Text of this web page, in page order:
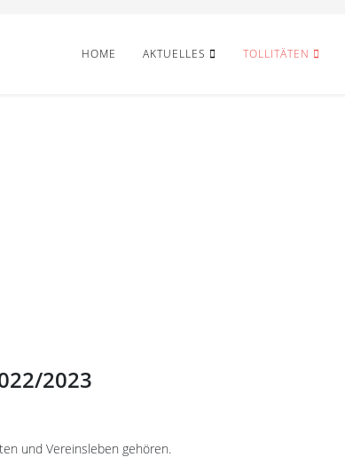
HOME AKTUELLES TOLLITÄTEN
2023
und Vereinsleben gehören.